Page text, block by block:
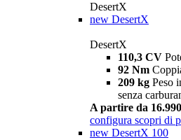
DesertX
new DesertX
DesertX
110,3 CV
92 Nm
209 kg Peso
senza
A partire da
configura scopri di
new DesertX 100